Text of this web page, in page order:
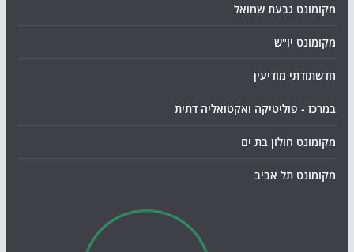
מקומונט גבעת שמואל
מקומונט יו"ש
חדשתודתי מודיעין
במרכז - פוליטיקה ואקטואליה דתית
מקומונט חולון בת ים
מקומונט תל אביב